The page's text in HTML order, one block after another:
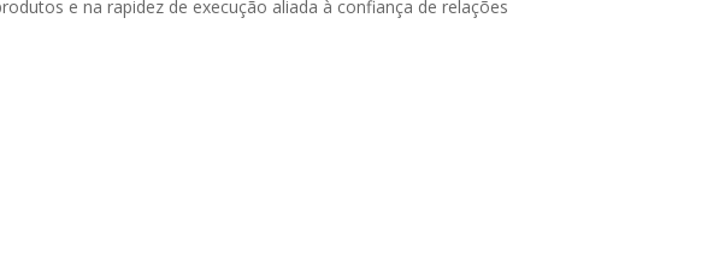
e na rapidez de execução aliada à confiança de relações